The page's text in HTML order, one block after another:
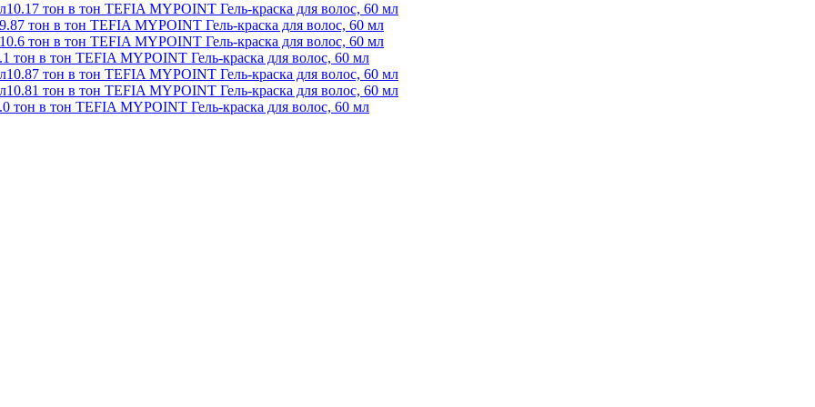
10.17 тон в тон TEFIA MYPOINT Гель-краска для волос, 60 мл
9.87 тон в тон TEFIA MYPOINT Гель-краска для волос, 60 мл
10.6 тон в тон TEFIA MYPOINT Гель-краска для волос, 60 мл
тон в тон TEFIA MYPOINT Гель-краска для волос, 60 мл
10.87 тон в тон TEFIA MYPOINT Гель-краска для волос, 60 мл
10.81 тон в тон TEFIA MYPOINT Гель-краска для волос, 60 мл
тон в тон TEFIA MYPOINT Гель-краска для волос, 60 мл